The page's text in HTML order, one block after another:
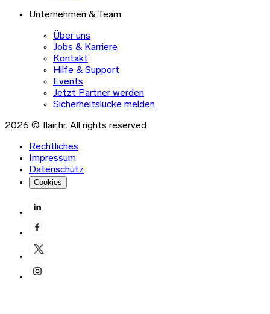
Unternehmen & Team
Über uns
Jobs & Karriere
Kontakt
Hilfe & Support
Events
Jetzt Partner werden
Sicherheitslücke melden
2026 © flair.hr. All rights reserved
Rechtliches
Impressum
Datenschutz
Cookies